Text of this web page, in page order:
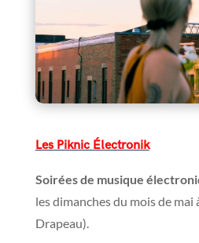
Les Piknic Électronik
Soirées de musique
les dimanches du mois de mai
Drapeau).